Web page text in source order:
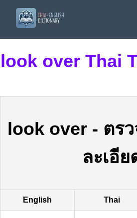
look over Thai
look over - ตร
ละเอีย
English Thai